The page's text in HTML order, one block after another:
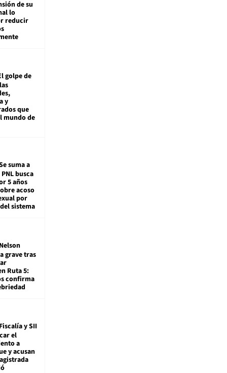
de su
lo
reducir
golpe de
y
que
mundo de
suma a
busca
5 años
acoso
por
sistema
Nelson
grave tras
Ruta 5:
confirma
Fiscalía y SII
el
a
y acusan